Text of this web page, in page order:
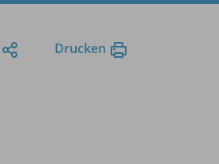
Drucken